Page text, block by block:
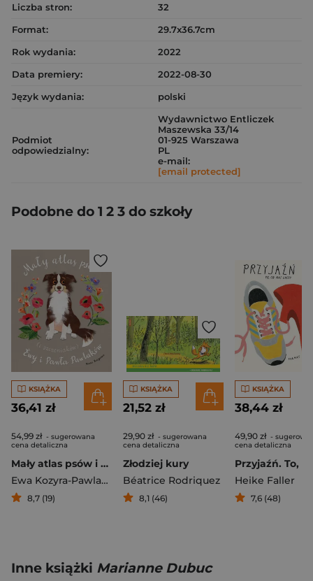
Liczba stron:
32
Format:
29.7x36.7cm
Rok wydania:
2022
Data premiery:
2022-08-30
Język wydania:
polski
Podmiot
odpowiedzialny:
Wydawnictwo Entliczek
Maszewska 33/14
01-925 Warszawa
PL
e-mail:
[email protected]
Podobne do 1 2 3 do szkoły
KSIĄŻKA
36,41 zł
54,99 zł - sugerowana
cena detaliczna
Mały atlas psów i szczeniaków Ewy i Pawła Pawlaków
Ewa Kozyra-Pawlak
Pawlak Paweł
8,7 (19)
KSIĄŻKA
21,52 zł
29,90 zł - sugerowana
cena detaliczna
Złodziej kury
Béatrice Rodriquez
8,1 (46)
KSIĄŻKA
38,44 zł
49,90 zł -
cena detaliczna
Heike Faller
7,6 (48)
Inne książki Marianne Dubuc